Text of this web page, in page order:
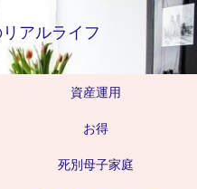
アルライフ
資産運用
お得
死別母子家庭